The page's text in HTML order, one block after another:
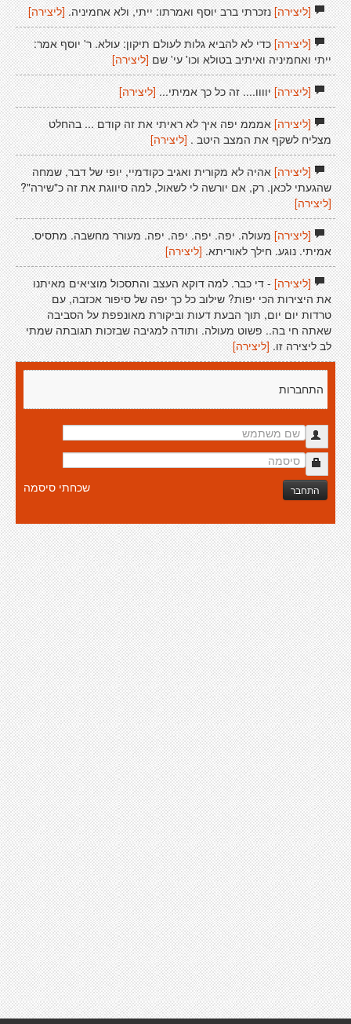
[ליצירה]נזכרתי ברב יוסף ואמרתו: ייתי, ולא אחמיניה. [ליצירה]
[ליצירה]כדי לא להביא גלות לעולם תיקון: עולא. ר' יוסף אמר:
ייתי ואחמיניה ואיתיב בטולא וכו' עי' שם [ליצירה]
[ליצירה]יוווו.... זה כל כך אמיתי... [ליצירה]
[ליצירה]אמממ יפה איך לא ראיתי את זה קודם ... בהחלט
מצליח לשקף את המצב היטב .[ליצירה]
[ליצירה]אהיה לא מקורית ואגיב כקודמיי, יופי של דבר, שמחה
שהגעתי לכאן. רק, אם יורשה לי לשאול, למה סיווגת את זה כ"שירה"?
[ליצירה]
[ליצירה]מעולה. יפה. יפה. יפה. יפה. מעורר מחשבה. מתסיס.
אמיתי. נוגע. חילך לאוריתא.[ליצירה]
[ליצירה]- די כבר. למה דוקא העצב והתסכול מוציאים מאיתנו
את היצירות הכי יפות? שילוב כל כך יפה של סיפור אכזבה, עם
טרדות יום יום, תוך הבעת דעות וביקורת מאונפפת על הסביבה
שאתה חי בה.. פשוט מעולה. ותודה למגיבה שבזכות תגובתה שמתי
לב ליצירה זו. [ליצירה]
התחברות
התחבר שכחתי סיסמה